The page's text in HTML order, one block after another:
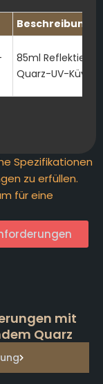
Beschreibung
85ml
Quarz-UV-
Spezifikationen
zu erfüllen.
für eine
mit
Quarz